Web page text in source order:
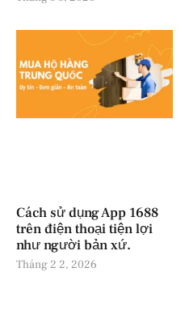
Cách sử dụng App 1688
trên điện thoại tiện lợi
như người bản xứ.
Tháng 2 2, 2026